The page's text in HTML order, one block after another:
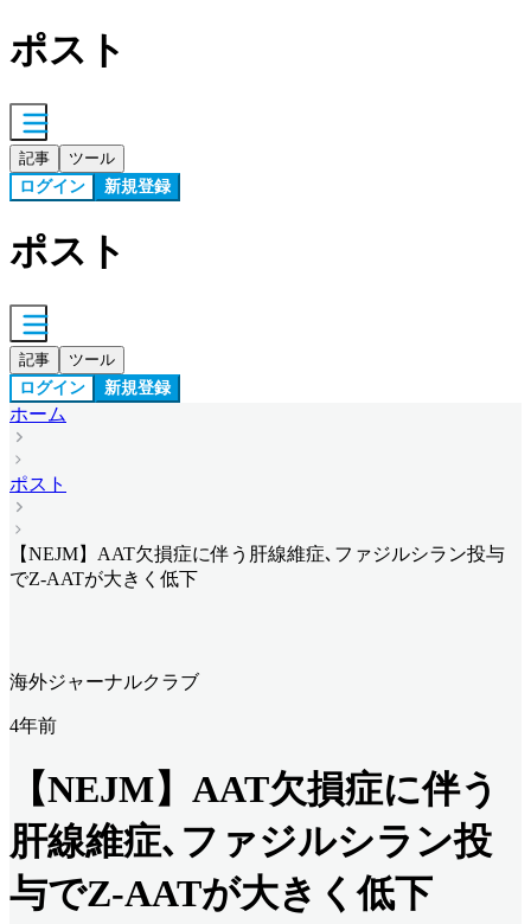
ポスト
記事 ツール
ログイン 新規登録
ポスト
記事 ツール
ログイン 新規登録
ホーム
ポスト
【NEJM】AAT欠損症に伴う肝線維症､ファジルシラン投与
でZ-AATが大きく低下
海外ジャーナルクラブ
4年前
【NEJM】AAT欠損症に伴う
肝線維症､ファジルシラン投
与でZ-AATが大きく低下